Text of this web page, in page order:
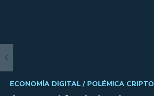
ECONOMÍA DIGITAL / POLÉMICA CRIPTO